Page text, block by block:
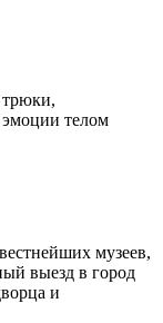
трюки,
телом
музеев,
выезд в город
и